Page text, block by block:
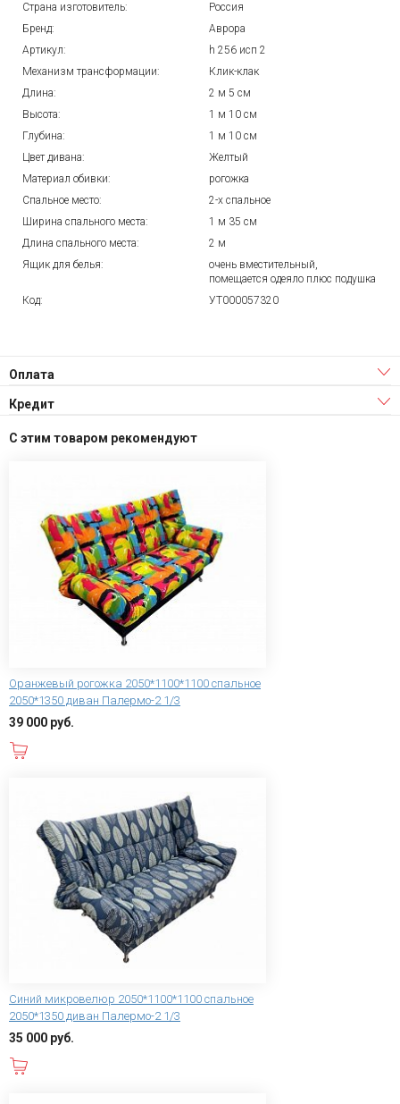
Страна изготовитель:
Россия
Бренд:
Аврора
Артикул:
h 256 исп 2
Механизм трансформации:
Клик-клак
Длина:
2 м 5 см
Высота:
1 м 10 см
Глубина:
1 м 10 см
Цвет дивана:
Желтый
Материал обивки:
рогожка
Спальное место:
2-х спальное
Ширина спального места:
1 м 35 см
Длина спального места:
2 м
Ящик для белья:
очень вместительный,
помещается одеяло плюс подушка
Код:
УТ000057320
Оплата
Кредит
С этим товаром рекомендуют
Оранжевый рогожка 2050*1100*1100 спальное
2050*1350 диван Палермо-2 1/3
39 000 руб.
Синий микровелюр 2050*1100*1100 спальное
2050*1350 диван Палермо-2 1/3
35 000 руб.